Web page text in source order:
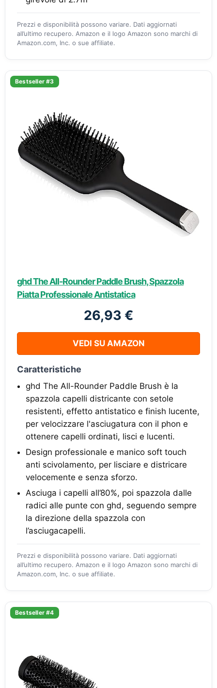
Prezzi e disponibilità possono variare. Dati aggiornati
all’ultimo recupero. Amazon e il logo Amazon sono marchi di
Amazon.com, Inc. o sue affiliate.
Bestseller #3
ghd The All-Rounder Paddle Brush, Spazzola
Piatta Professionale Antistatica
26,93 €
VEDI SU AMAZON
Caratteristiche
ghd The All-Rounder Paddle Brush è la
spazzola capelli districante con setole
resistenti, effetto antistatico e finish lucente,
per velocizzare l'asciugatura con il phon e
ottenere capelli ordinati, lisci e lucenti.
Design professionale e manico soft touch
anti scivolamento, per lisciare e districare
velocemente e senza sforzo.
Asciuga i capelli all’80%, poi spazzola dalle
radici alle punte con ghd, seguendo sempre
la direzione della spazzola con
l’asciugacapelli.
Prezzi e disponibilità possono variare. Dati aggiornati
all’ultimo recupero. Amazon e il logo Amazon sono marchi di
Amazon.com, Inc. o sue affiliate.
Bestseller #4